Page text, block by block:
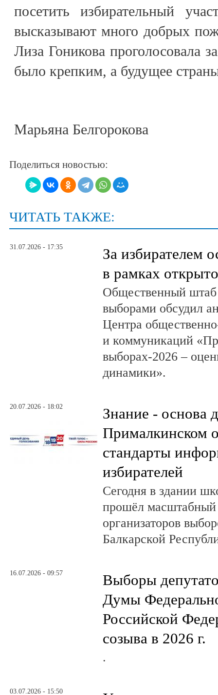
посетить избирательный
высказывают много добрых
Лиза Гоникова проголосовала
было крепким, а будущее
Марьяна Белгорокова
Поделиться новостью:
ЧИТАТЬ ТАКЖЕ:
31.07.2026 - 17:35
За избирателем
в рамках
Общественный
выборами обсудил
Центра
и коммуникаций
выборах-2026 –
динамики».
20.07.2026 - 18:02
Знание - основа
Прималкинском
стандарты
избирателей
Сегодня в здании
прошёл
организаторов
Балкарской
16.07.2026 - 09:57
Выборы
Думы
Российской
созыва в 2026 г.
.
03.07.2026 - 15:50